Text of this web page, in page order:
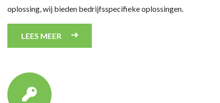
oplossing, wij bieden bedrijfsspecifieke oplossingen.
LEES MEER